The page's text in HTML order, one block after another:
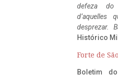
defeza do
d’aquelles
desprezar.
Histórico
Forte de
Boletim